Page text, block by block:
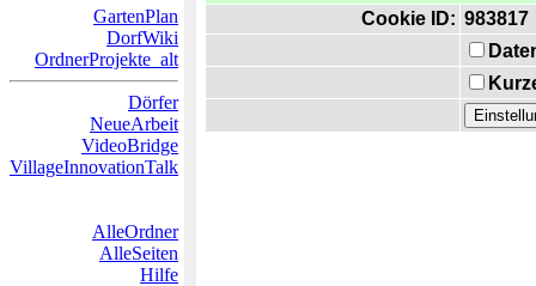
GartenPlan
DorfWiki
OrdnerProjekte_alt
Dörfer
NeueArbeit
VideoBridge
VillageInnovationTalk
AlleOrdner
AlleSeiten
Hilfe
Cookie ID: 983817